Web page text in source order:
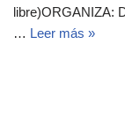
libre)ORGANIZA:
… Leer más »